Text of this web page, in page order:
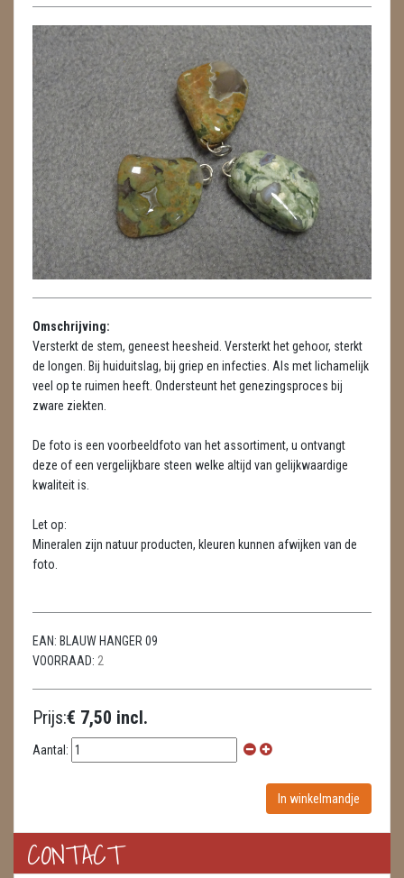
GEODE 'S / STANDAARDS
GESLEPEN STENEN
HANGERS
HANGERS
LUXE HANGERS
HARTEN
KAARSEN
LAMPEN
MASSAGE
METEORIETEN
READING EN PERSOONLIJK ADVIES
RUWE STENEN
SCHEDELS / SKULLS
SPECIALE STUKKEN
THEELICHTEN
VLINDERS
ZAKJES WATER ELIXERS
Omschrijving:
Versterkt de stem, geneest heesheid. Versterkt het gehoor, sterkt
de longen. Bij huiduitslag, bij griep en infecties. Als met lichamelijk
veel op te ruimen heeft. Ondersteunt het genezingsproces bij
zware ziekten.
De foto is een voorbeeldfoto van het assortiment, u ontvangt
deze of een vergelijkbare steen welke altijd van gelijkwaardige
kwaliteit is.
Let op:
Mineralen zijn natuur producten, kleuren kunnen afwijken van de
foto.
EAN: BLAUW HANGER 09
VOORRAAD: 2
Prijs:€ 7,50 incl.
Aantal:
CONTACT